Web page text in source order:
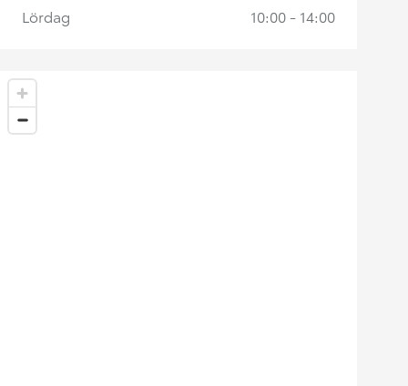
Lördag
10:00 - 14:00